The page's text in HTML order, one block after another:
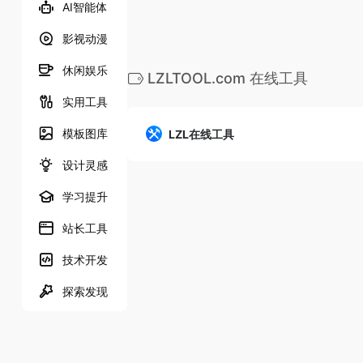
AI智能体
影视动漫
休闲娱乐
实用工具
模板图库
设计灵感
学习提升
站长工具
技术开发
探索发现
LZLTOOL.com 在线工具
LZL在线工具